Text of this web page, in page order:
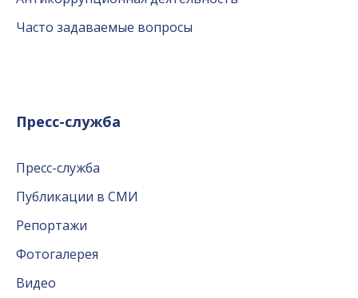
Часто задаваемые вопросы
Пресс-служба
Пресс-служба
Публикации в СМИ
Репортажи
Фотогалерея
Видео